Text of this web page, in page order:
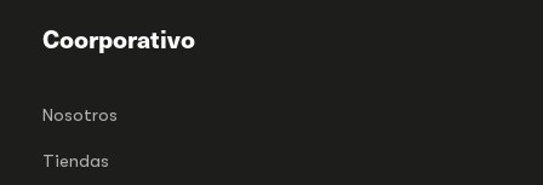
Coorporativo
Nosotros
Tiendas